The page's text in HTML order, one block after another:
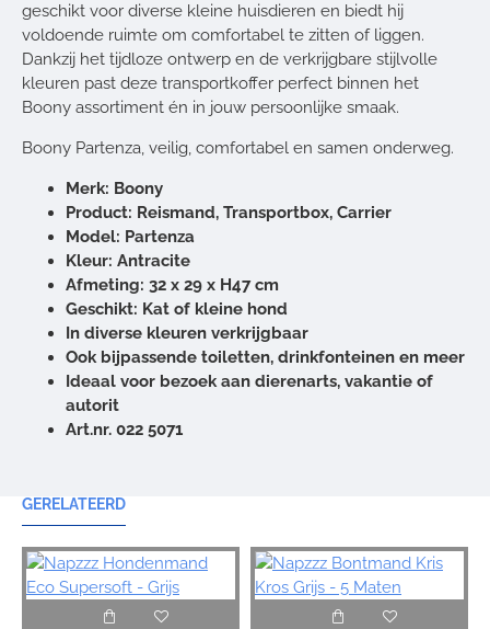
geschikt voor diverse kleine huisdieren en biedt hij
voldoende ruimte om comfortabel te zitten of liggen.
Dankzij het tijdloze ontwerp en de verkrijgbare stijlvolle
kleuren past deze transportkoffer perfect binnen het
Boony assortiment én in jouw persoonlijke smaak.
Boony Partenza, veilig, comfortabel en samen onderweg.
Merk: Boony
Product: Reismand, Transportbox, Carrier
Model: Partenza
Kleur: Antracite
Afmeting: 32 x 29 x H47 cm
Geschikt: Kat of kleine hond
In diverse kleuren verkrijgbaar
Ook bijpassende toiletten, drinkfonteinen en meer
Ideaal voor bezoek aan dierenarts, vakantie of
autorit
Art.nr. 022 5071
GERELATEERD